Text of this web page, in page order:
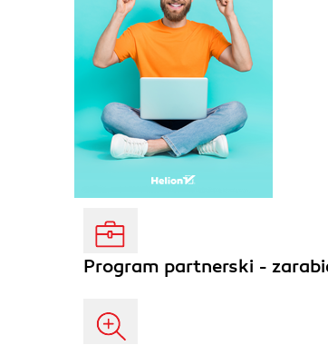
Program partnerski -